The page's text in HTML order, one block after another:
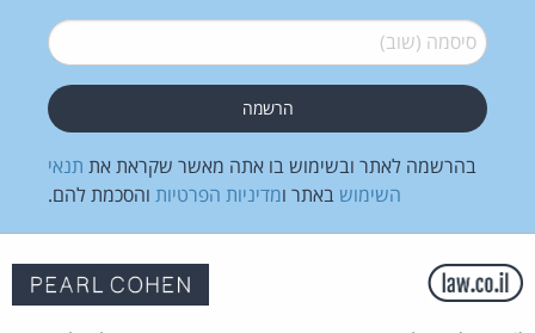
סיסמה (שוב)*
בהרשמה לאתר ובשימוש בו אתה מאשר שקראת את תנאי
השימוש באתר ומדיניות הפרטיות והסכמת להם.